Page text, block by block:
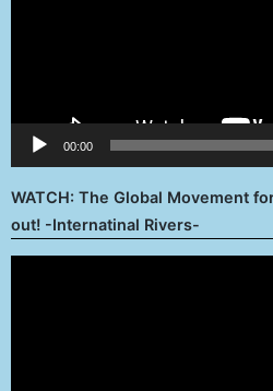
00:00
WATCH: The Global Movement
out! -Internatinal Rivers-